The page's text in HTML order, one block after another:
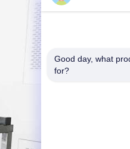
Good day, what
for?